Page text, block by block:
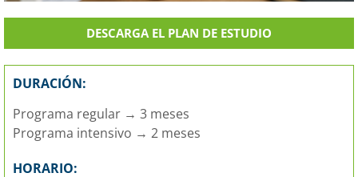
DESCARGA EL PLAN DE ESTUDIO
DURACIÓN:
Programa regular → 3 meses
Programa intensivo → 2 meses
HORARIO: